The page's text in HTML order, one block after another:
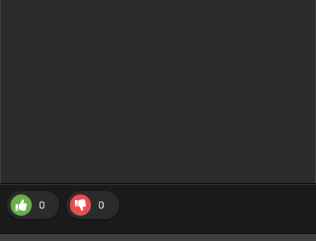
0 0